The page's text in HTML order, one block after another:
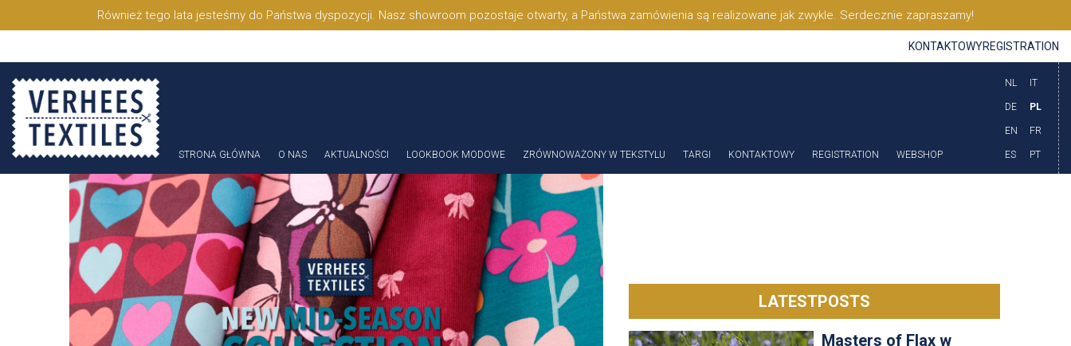
Również tego lata jesteśmy do Państwa dyspozycji. Nasz showroom pozostaje otwarty, a Państwa zamówienia są realizowane jak zwykle. Serdecznie zapraszamy!
KONTAKTOWYREGISTRATION
STRONA GŁÓWNA O NAS AKTUALNOŚCI LOOKBOOK MODOWE ZRÓWNOWAŻONY W TEKSTYLU TARGI KONTAKTOWY REGISTRATION WEBSHOP
NL
DE
EN
ES
IT
PL
FR
PT
LATESTPOSTS
Masters of Flax w